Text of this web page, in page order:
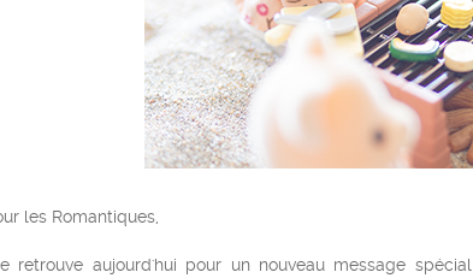
les Romantiques,
retrouve aujourd'hui pour un nouveau message spécial